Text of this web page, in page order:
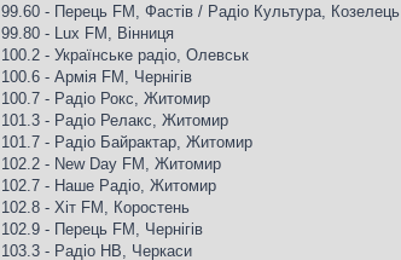
99.60 - Перець FM, Фастів / Радіо Культура, Козелець
99.80 - Lux FM, Вінниця
100.2 - Українське радіо, Олевськ
100.6 - Армія FM, Чернігів
100.7 - Радіо Рокс, Житомир
101.3 - Радіо Релакс, Житомир
101.7 - Радіо Байрактар, Житомир
102.2 - New Day FM, Житомир
102.7 - Наше Радіо, Житомир
102.8 - Хіт FM, Коростень
102.9 - Перець FM, Чернігів
103.3 - Радіо НВ, Черкаси